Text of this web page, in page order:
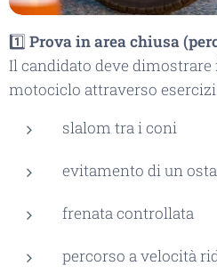
1️⃣ Prova in area chiusa
Il candidato deve
motociclo attraverso
slalom tra i coni
evitamento di un
frenata controllata
percorso a velocità